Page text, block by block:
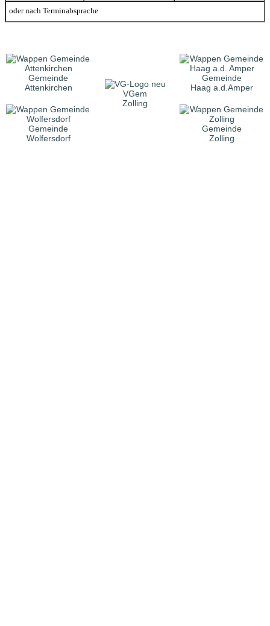
oder nach Terminabsprache
Gemeinde
Attenkirchen
VGem
Zolling
Gemeinde
Haag a.d.Amper
Gemeinde
Wolfersdorf
Gemeinde
Zolling